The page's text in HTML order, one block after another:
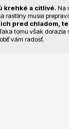
trávy
krehké a citlivé. Na
rastliny musia
pred chladom,
tomu však dorazia
vám radosť.